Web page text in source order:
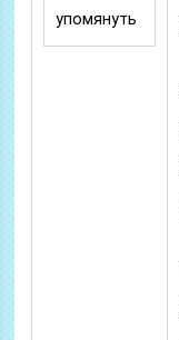
упомянуть